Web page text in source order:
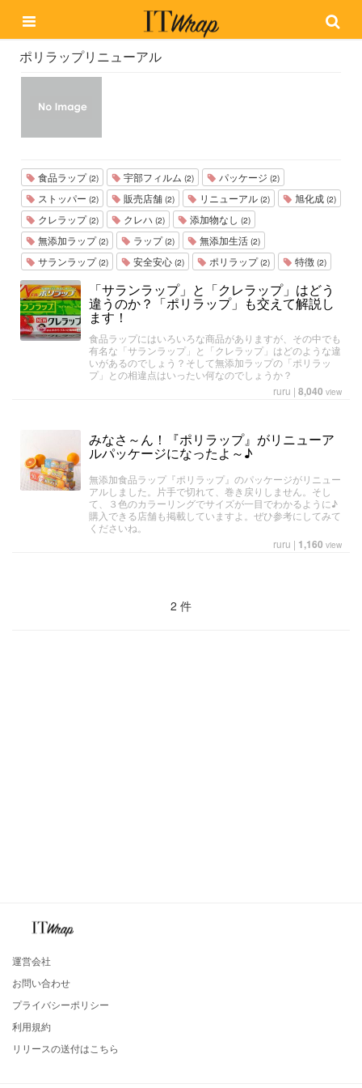
ポリラップリニューアル
食品ラップ(2) 宇部フィルム (2) パッケージ (2)
ストッパー (2) 販売店舗 (2) リニューアル (2) 旭化成 (2)
クレラップ(2) クレハ (2) 添加物なし (2)
無添加ラップ(2) ラップ(2) 無添加生活 (2)
サランラップ(2) 安全安心 (2) ポリラップ(2) 特徴 (2)
「サランラップ」と「クレラップ」はどう
違うのか？「ポリラップ」も交えて解説し
ます！
食品ラップにはいろいろな商品がありますが、その中でも
有名な「サランラップ」と「クレラップ」はどのような違
いがあるのでしょう？そして無添加ラップの「ポリラッ
プ」との相違点はいったい何なのでしょうか？
ruru | 8,040 view
みなさ～ん！『ポリラップ』がリニューア
ルパッケージになったよ～♪
無添加食品ラップ『ポリラップ』のパッケージがリニュー
アルしました。片手で切れて、巻き戻りしません。そし
て、３色のカラーリングでサイズが一目でわかるように♪
購入できる店舗も掲載していますよ。ぜひ参考にしてみて
くださいね。
ruru | 1,160 view
2 件
運営会社
お問い合わせ
プライバシーポリシー
利用規約
リリースの送付はこちら